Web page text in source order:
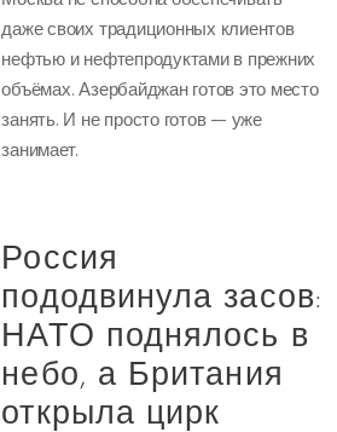
даже своих традиционных клиентов
нефтью и нефтепродуктами в прежних
объёмах. Азербайджан готов это место
занять. И не просто готов — уже
занимает.
Россия
пододвинула засов:
НАТО поднялось в
небо, а Британия
открыла цирк